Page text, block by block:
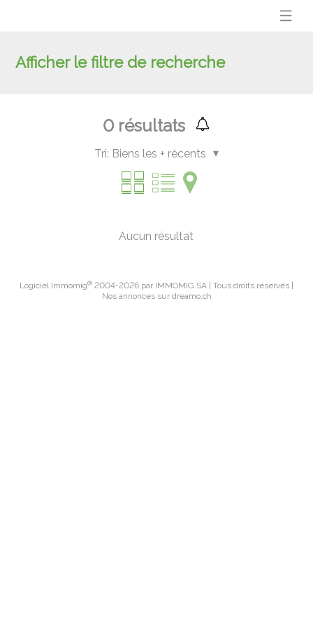
Afficher le filtre de recherche
0résultats
Tri: Biens les + récents
Aucun résultat
Logiciel Immomig® 2004-2026 par IMMOMIG SA | Tous droits réservés |
Nos annonces sur dreamo.ch